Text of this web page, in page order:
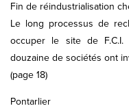
Fin de réindustrialisation
Le long processus de
occuper le site de
douzaine de sociétés ont
(page 18)
Pontarlier